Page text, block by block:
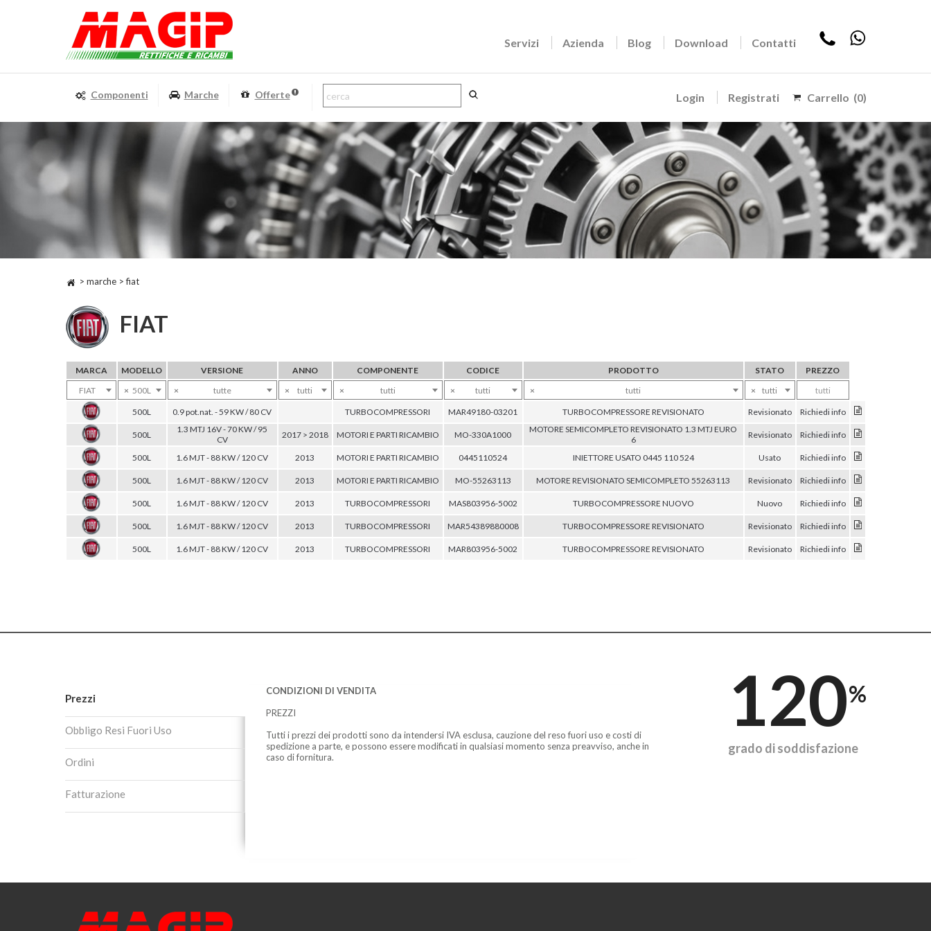
Servizi Azienda Blog Download Contatti
Login Registrati Carrello (0)
Componenti Marche Offerte
> marche > fiat
FIAT
MARCA MODELLO VERSIONE ANNO COMPONENTE CODICE PRODOTTO STATO
PREZZO
FIAT
× 500L × tutte × tutti × tutti × tutti × tutti × tutti tutti
500L 0.9 pot.nat. - 59 KW / 80 CV TURBOCOMPRESSORI MAR49180-03201 TURBOCOMPRESSORE REVISIONATO Revisionato Richiedi info
500L
1.3 MTJ 16V - 70 KW / 95
CV
2017 > 2018 MOTORI E PARTI RICAMBIO MO-330A1000
MOTORE SEMICOMPLETO REVISIONATO 1.3 MTJ EURO
6
Revisionato Richiedi info
500L 1.6 MJT - 88 KW / 120 CV 2013 MOTORI E PARTI RICAMBIO 0445110524 INIETTORE USATO 0445 110 524 Usato Richiedi info
500L 1.6 MJT - 88 KW / 120 CV 2013 MOTORI E PARTI RICAMBIO MO-55263113 MOTORE REVISIONATO SEMICOMPLETO 55263113 Revisionato Richiedi info
500L 1.6 MJT - 88 KW / 120 CV 2013 TURBOCOMPRESSORI MAS803956-5002 TURBOCOMPRESSORE NUOVO Nuovo Richiedi info
500L 1.6 MJT - 88 KW / 120 CV 2013 TURBOCOMPRESSORI MAR54389880008 TURBOCOMPRESSORE REVISIONATO Revisionato Richiedi info
500L 1.6 MJT - 88 KW / 120 CV 2013 TURBOCOMPRESSORI MAR803956-5002 TURBOCOMPRESSORE REVISIONATO Revisionato Richiedi info
Prezzi
Obbligo Resi Fuori Uso
Ordini
Fatturazione
CONDIZIONI DI VENDITA
PREZZI
Tutti i prezzi dei prodotti sono da intendersi IVA esclusa, cauzione del reso fuori uso e costi di
spedizione a parte, e possono essere modificati in qualsiasi momento senza preavviso, anche in
caso di fornitura.
120%
grado di soddisfazione